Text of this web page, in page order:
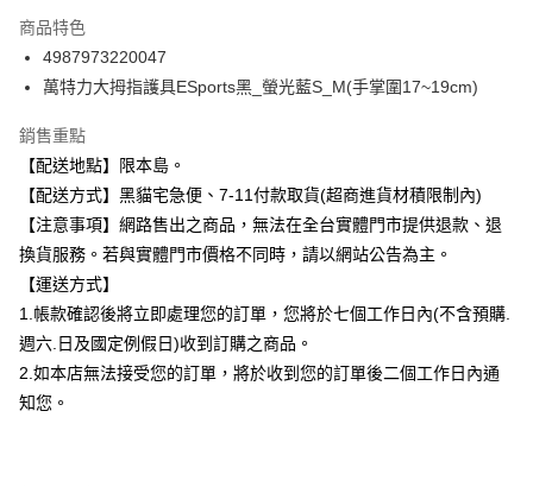
臺灣中小企業銀行
匯豐（台灣）商業銀行
聯邦商業銀行
遠東國際商業銀行
玉山商業銀行
台新國際商業銀行
台灣樂天信用卡公司
Apple Pay
街口支付
Google Pay
全盈+PAY
大哥付你分期
相關說明
【大哥付你分期使用說明】
2.付款方式選擇「大哥付你分期」，訂單成立後會自動跳轉到大哥付的交易
流程，驗證手機門號後，選擇欲分期的期數、繳款截止日，確認付款後即完
成交易。
3.實際核准額度、可分期數及費用金額請依後續交易確認頁面所載為準。
ATM付款
運送方式
商品特色
4987973220047
萬特力大拇指護具ESports黑_螢光藍S_M(手掌圍17~19cm)
銷售重點
【配送地點】限本島。
【配送方式】黑貓宅急便、7-11付款取貨(超商進貨材積限制內)
【注意事項】網路售出之商品，無法在全台實體門市提供退款、退
換貨服務。若與實體門市價格不同時，請以網站公告為主。
【運送方式】
1.帳款確認後將立即處理您的訂單，您將於七個工作日內(不含預購.
週六.日及國定例假日)收到訂購之商品。
2.如本店無法接受您的訂單，將於收到您的訂單後二個工作日內通
知您。